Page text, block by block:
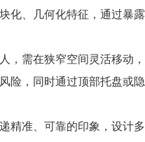
化、几何化特征，通过暴露
，需在狭窄空间灵活移动，
险，同时通过顶部托盘或隐
精准、可靠的印象，设计多